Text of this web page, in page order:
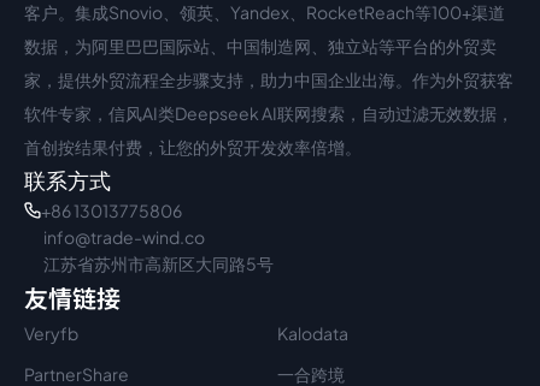
客户。集成Snovio、领英、Yandex、RocketReach等100+渠道
数据，为阿里巴巴国际站、中国制造网、独立站等平台的外贸卖
家，提供外贸流程全步骤支持，助力中国企业出海。作为外贸获客
软件专家，信风AI类Deepseek AI联网搜索，自动过滤无效数据，
首创按结果付费，让您的外贸开发效率倍增。
联系方式
+86 13013775806
info@trade-wind.co
江苏省苏州市高新区大同路5号
友情链接
Veryfb
Kalodata
PartnerShare
一合跨境